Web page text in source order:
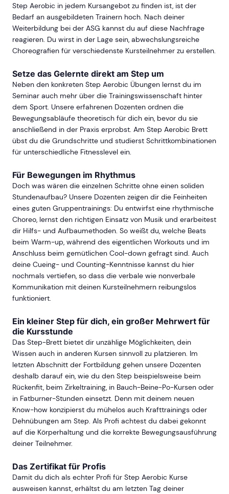
Step Aerobic in jedem Kursangebot zu finden ist, ist der
Bedarf an ausgebildeten Trainern hoch. Nach deiner
Weiterbildung bei der ASG kannst du auf diese Nachfrage
reagieren. Du wirst in der Lage sein, abwechslungsreiche
Choreografien für verschiedenste Kursteilnehmer zu erstellen.
Setze das Gelernte direkt am Step um
Neben den konkreten Step Aerobic Übungen lernst du im
Seminar auch mehr über die Trainingswissenschaft hinter
dem Sport. Unsere erfahrenen Dozenten ordnen die
Bewegungsabläufe theoretisch für dich ein, bevor du sie
anschließend in der Praxis erprobst. Am Step Aerobic Brett
übst du die Grundschritte und studierst Schrittkombinationen
für unterschiedliche Fitnesslevel ein.
Für Bewegungen im Rhythmus
Doch was wären die einzelnen Schritte ohne einen soliden
Stundenaufbau? Unsere Dozenten zeigen dir die Feinheiten
eines guten Gruppentrainings: Du entwirfst eine rhythmische
Choreo, lernst den richtigen Einsatz von Musik und erarbeitest
dir Hilfs- und Aufbaumethoden. So weißt du, welche Beats
beim Warm-up, während des eigentlichen Workouts und im
Anschluss beim gemütlichen Cool-down gefragt sind. Auch
deine Cueing- und Counting-Kenntnisse kannst du hier
nochmals vertiefen, so dass die verbale wie nonverbale
Kommunikation mit deinen Kursteilnehmern reibungslos
funktioniert.
Ein kleiner Step für dich, ein großer Mehrwert für
die Kursstunde
Das Step-Brett bietet dir unzählige Möglichkeiten, dein
Wissen auch in anderen Kursen sinnvoll zu platzieren. Im
letzten Abschnitt der Fortbildung gehen unsere Dozenten
deshalb darauf ein, wie du den Step beispielsweise beim
Rückenfit, beim Zirkeltraining, in Bauch-Beine-Po-Kursen oder
in Fatburner-Stunden einsetzt. Denn mit deinem neuen
Know-how konzipierst du mühelos auch Krafttrainings oder
Dehnübungen am Step. Als Profi achtest du dabei gekonnt
auf die Körperhaltung und die korrekte Bewegungsausführung
deiner Teilnehmer.
Das Zertifikat für Profis
Damit du dich als echter Profi für Step Aerobic Kurse
ausweisen kannst, erhältst du am letzten Tag deiner